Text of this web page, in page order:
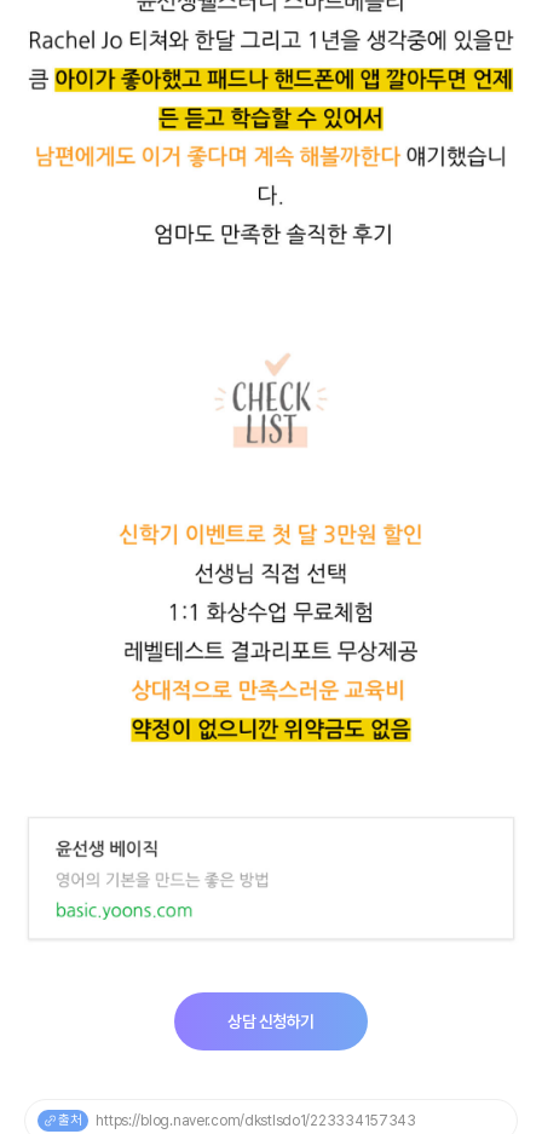
상담 신청하기
출처 https://blog.naver.com/dkstlsdo1/223334157343